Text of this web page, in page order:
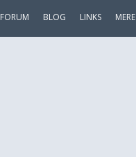
FORUM BLOG LINKS MERE